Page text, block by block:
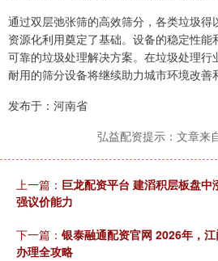
通过双层弛张筛的高效筛分，各类垃圾得
资源化利用奠定了基础。设备的稳定性能
可靠的垃圾处理解决方案。在垃圾处理行
耐用的筛分设备将继续助力城市环境改善
发布于：河南省
弘益配资提示：文章来
上一篇： 巨龙配资平台 建滔积层板盘
强议价能力
下一篇： 银泰融通配资官网 2026年，
办理全攻略